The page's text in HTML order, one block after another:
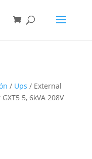
/ Ups / External
5, 6kVA 208V